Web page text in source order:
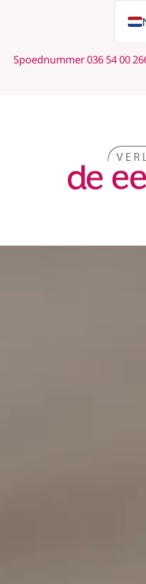
Spoednummer 036 54 00